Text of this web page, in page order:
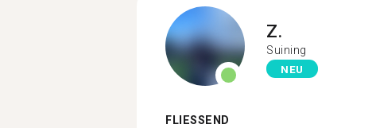
Z.
Suining
NEU
FLIESSEND